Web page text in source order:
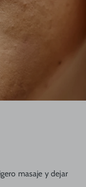
masaje y dejar